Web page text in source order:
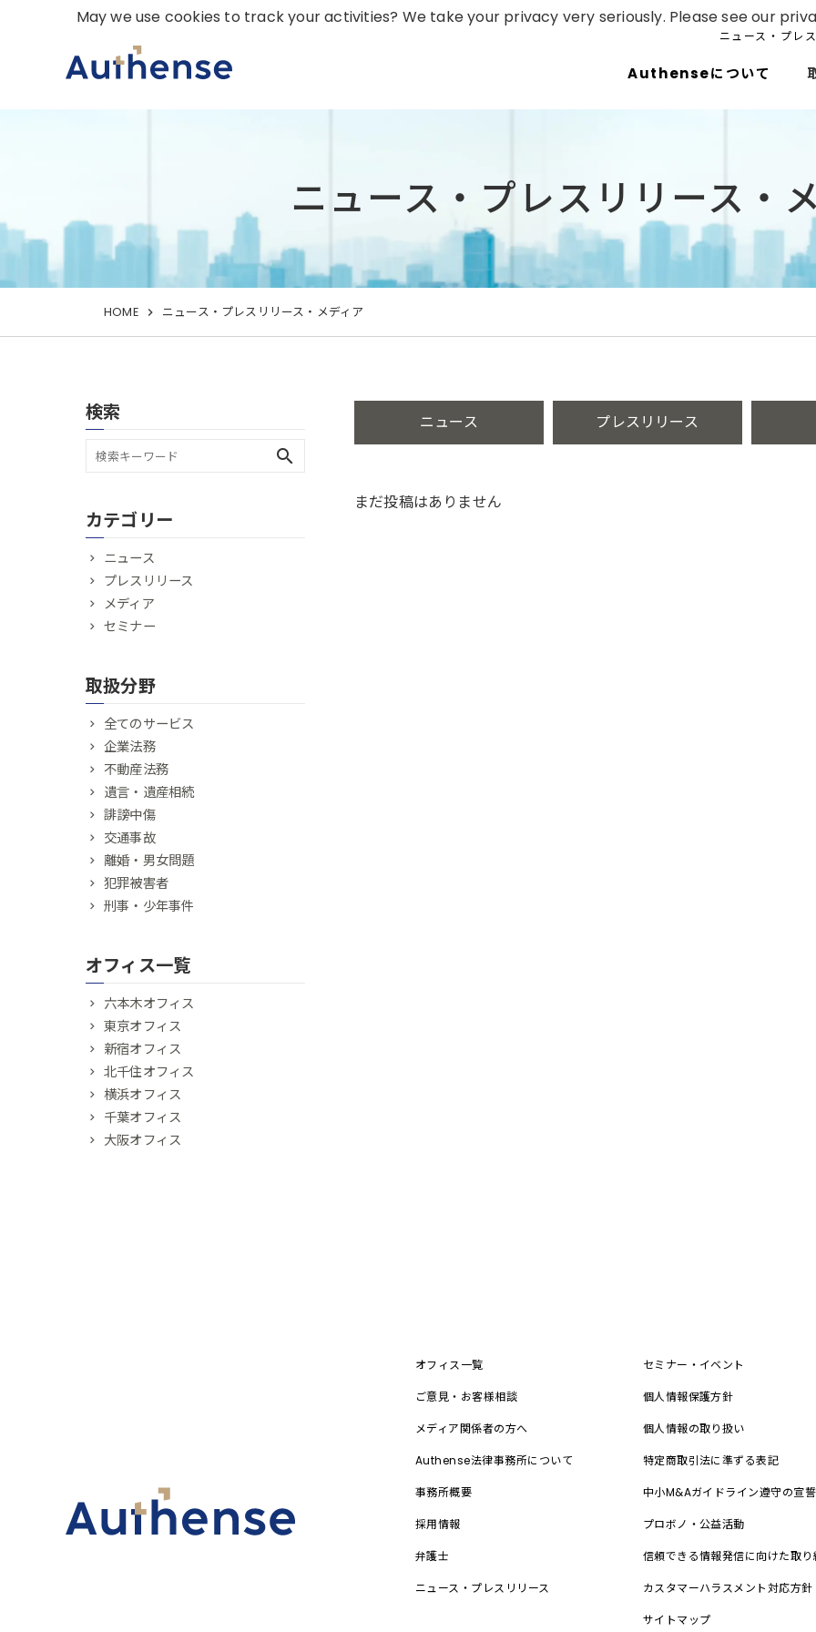
ニュース・プレ
Authenseについて
ニュース・プレスリリース・
HOME ニュース・プレスリリース・メディア
ニュース プレスリリース
まだ投稿はありません
検索
search
カテゴリー
ニュース
プレスリリース
メディア
セミナー
取扱分野
全てのサービス
企業法務
不動産法務
遺言・遺産相続
誹謗中傷
交通事故
離婚・男女問題
犯罪被害者
刑事・少年事件
オフィス一覧
六本木オフィス
東京オフィス
新宿オフィス
北千住オフィス
横浜オフィス
千葉オフィス
大阪オフィス
オフィス一覧
ご意見・お客様相談
メディア関係者の方へ
Authense法律事務所について
事務所概要
採用情報
弁護士
ニュース・プレスリリース
セミナー・イベント
個人情報保護方針
個人情報の取り扱い
特定商取引法に準ずる表記
中小M&Aガイドライン遵守の宣誓
プロボノ・公益活動
信頼できる情報発信に向けた取り
カスタマーハラスメント対応方針
サイトマップ
May we use cookies to track your activities? We take your privacy very seriously. Please see our